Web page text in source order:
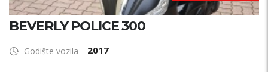
BEVERLY POLICE 300
Godište vozila 2017